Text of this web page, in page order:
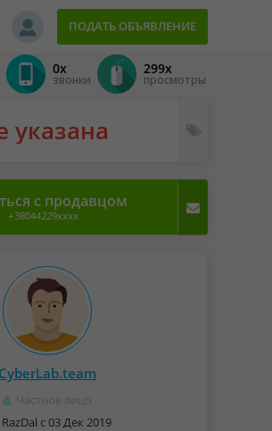
ПОДАТЬ ОБЪЯВЛЕНИЕ
0x
звонки
299x
просмотры
указана
с продавцом
+38044229xxxx
CyberLab.team
Частное лицо
c 03 Дек 2019